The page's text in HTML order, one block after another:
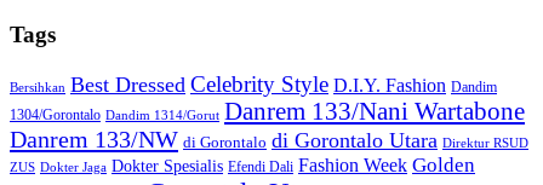
Tags
Bersihkan Best Dressed Celebrity Style D.I.Y. Fashion Dandim
1304/Gorontalo Dandim 1314/Gorut Danrem 133/Nani Wartabone
Danrem 133/NW di Gorontalo di Gorontalo Utara Direktur RSUD
ZUS Dokter Jaga Dokter Spesialis Efendi Dali Fashion Week Golden